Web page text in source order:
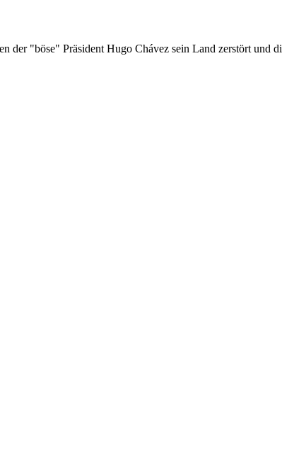
"böse" Präsident Hugo Chávez sein Land zerstört und